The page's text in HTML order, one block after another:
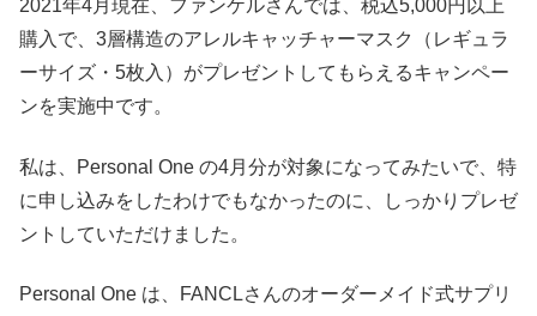
2021年4月現在、ファンケルさんでは、税込5,000円以上
購入で、3層構造のアレルキャッチャーマスク（レギュラ
ーサイズ・5枚入）がプレゼントしてもらえるキャンペー
ンを実施中です。
私は、Personal One の4月分が対象になってみたいで、特
に申し込みをしたわけでもなかったのに、しっかりプレゼ
ントしていただけました。
Personal One は、FANCLさんのオーダーメイド式サプリ